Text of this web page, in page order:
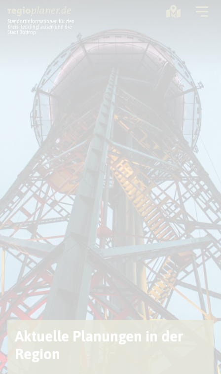
Standortinformationen für den
Kreis Recklinghausen und die
Stadt Bottrop
Statistik
Service
Aktuelle Planungen in der
Region